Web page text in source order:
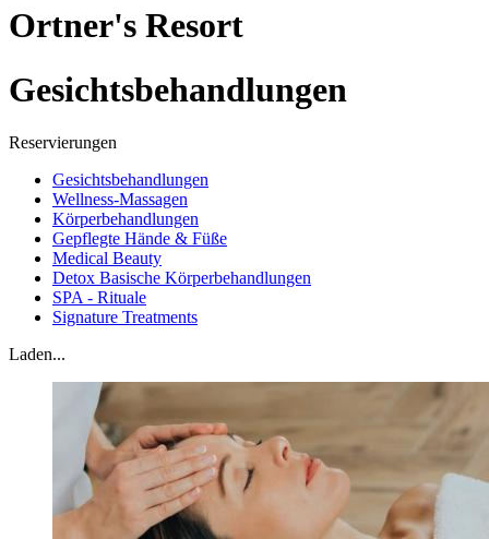
Ortner's Resort
Gesichtsbehandlungen
Reservierungen
Gesichtsbehandlungen
Wellness-Massagen
Körperbehandlungen
Gepflegte Hände & Füße
Medical Beauty
Detox Basische Körperbehandlungen
SPA - Rituale
Signature Treatments
Laden...